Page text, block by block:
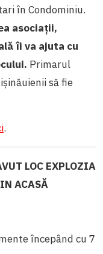
în Condominiu.
asociații,
îi va ajuta cu
Primarul
să fie
.
LOC EXPLOZIA
ACASĂ
începând cu 7